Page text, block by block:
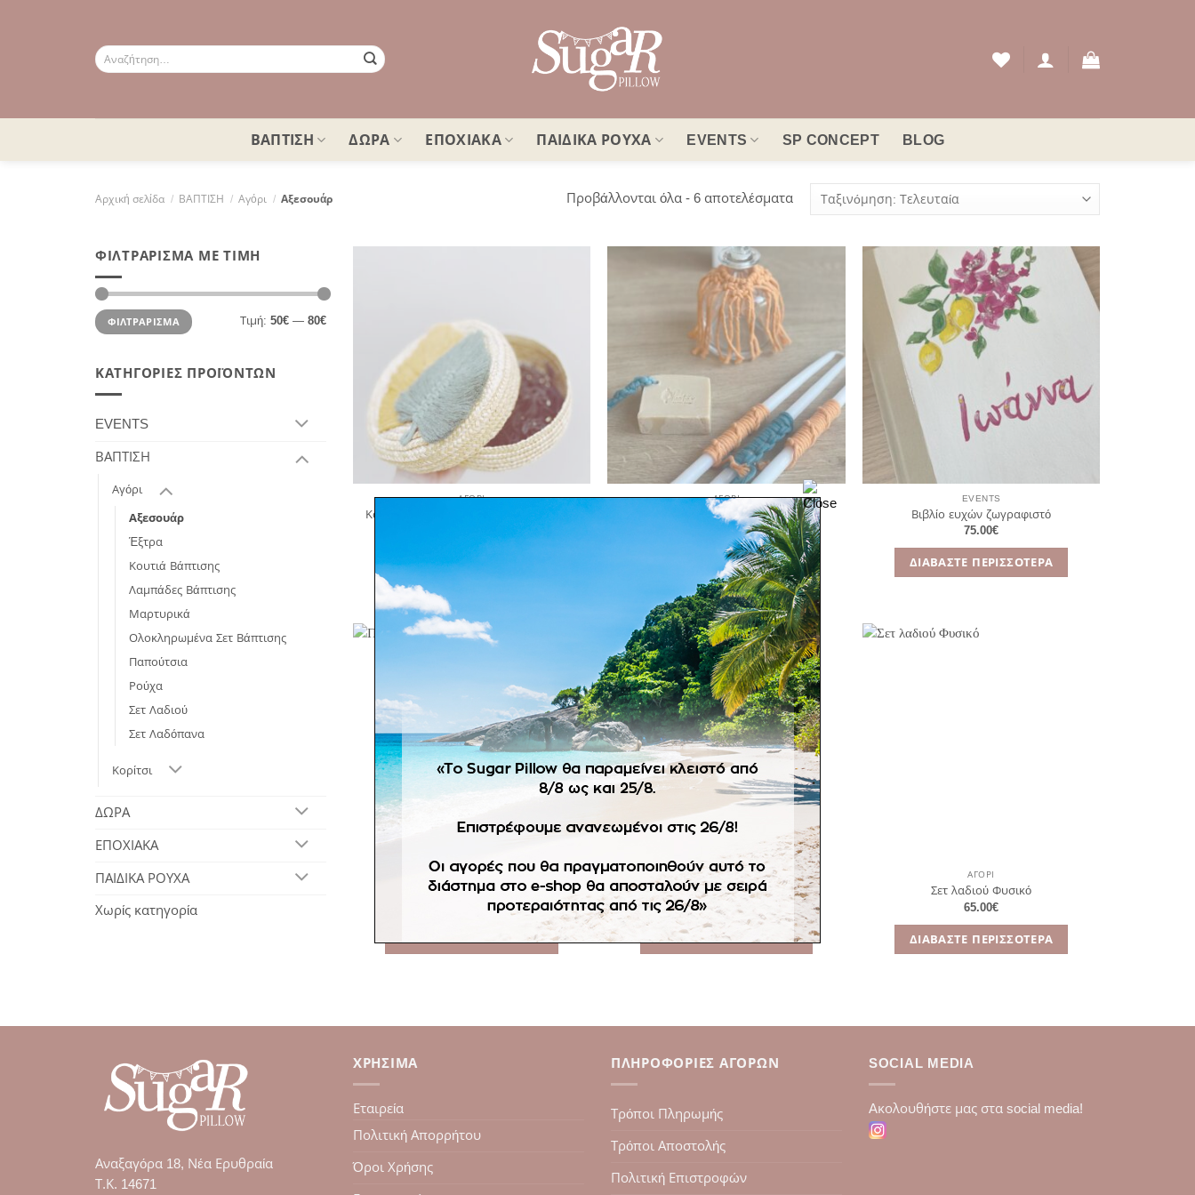
Αναζήτηση
για:
ΒΑΠΤΙΣΗ ΔΩΡΑ ΕΠΟΧΙΑΚΑ ΠΑΙΔΙΚΑ ΡΟΥΧΑ EVENTS SP CONCEPT BLOG
Αρχική σελίδα / ΒΑΠΤΙΣΗ / Αγόρι / Αξεσουάρ Προβάλλονται όλα - 6 αποτελέσματα Sorted
ΦΙΛΤΡΆΡΙΣΜΑ ΜΕ ΤΙΜΉ
Ελάχιστη
τιμή
Μέγιστη
τιμήΦΙΛΤΡΆΡΙΣΜΑ Τιμή: 50€ — 80€
ΚΑΤΗΓΟΡΊΕΣ ΠΡΟΪΌΝΤΩΝ
EVENTS
ΒΑΠΤΙΣΗ
Αγόρι
Αξεσουάρ
Έξτρα
Κουτιά Βάπτισης
Λαμπάδες Βάπτισης
Μαρτυρικά
Ολοκληρωμένα Σετ Βάπτισης
Παπούτσια
Ρούχα
Σετ Λαδιού
Σετ Λαδόπανα
Κορίτσι
ΔΩΡΑ
ΕΠΟΧΙΑΚΑ
ΠΑΙΔΙΚΑ ΡΟΥΧΑ
Χωρίς κατηγορία
ΑΓΌΡΙ
Καλάθι μαρτυρικών με μακραμέ φύλλα
ΔΙΑΒΆΣΤΕ ΠΕΡΙΣΣΌΤΕΡΑ
στην λίστα
ΑΓΌΡΙ
Σετ λαδιού Μακραμέ
68.00€
ΔΙΑΒΆΣΤΕ ΠΕΡΙΣΣΌΤΕΡΑ
Πρόσθήκη
επιθυμιών
EVENTS
Βιβλίο ευχών ζωγραφιστό
75.00€
ΔΙΑΒΆΣΤΕ ΠΕΡΙΣΣΌΤΕΡΑ
επιθυμιών
ΑΓΌΡΙ
Ποδιά Νονάς-Νονού Ζωγραφιστή
€
ΔΙΑΒΆΣΤΕ ΠΕΡΙΣΣΌΤΕΡΑ
Πρόσθήκη
στην λίστα
επιθυμιών
ΑΓΌΡΙ
Σετ λαδιού Μπλε Γκρι
68.00 €
ΔΙΑΒΆΣΤΕ ΠΕΡΙΣΣΌΤΕΡΑ
ΑΓΌΡΙ
Σετ λαδιού Φυσικό
65.00€
ΔΙΑΒΆΣΤΕ ΠΕΡΙΣΣΌΤΕΡΑ
Αναξαγόρα 18, Νέα Ερυθραία
Τ.Κ. 14671
ΧΡΉΣΙΜΑ
Εταιρεία
Πολιτική Απορρήτου
Όροι Χρήσης
ΠΛΗΡΟΦΟΡΊΕΣ ΑΓΟΡΏΝ
Τρόποι Πληρωμής
Τρόποι Αποστολής
Πολιτική Επιστροφών
SOCIAL MEDIA
Aκολουθήστε μας στα social media!